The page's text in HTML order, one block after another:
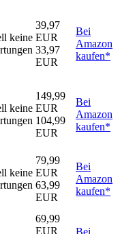
keine
39,97
EUR
33,97
EUR
Bei
Amazon
kaufen*
keine
149,99
EUR
104,99
EUR
Bei
Amazon
kaufen*
keine
79,99
EUR
63,99
EUR
Bei
Amazon
kaufen*
69,99
EUR